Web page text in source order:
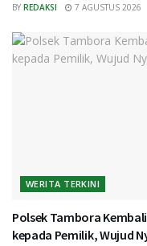
BY REDAKSI 7 AGUSTUS 2026
WERITA TERKINI
Polsek Tambora
kepada Pemilik, Wujud